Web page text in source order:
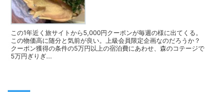
この1年近く旅サイトから5,000円クーポンが毎週の様に出てくる。
この物価高に随分と気前が良い。上級会員限定企画なのだろうか？
クーポン獲得の条件の5万円以上の宿泊費にあわせ、森のコテージで
5万円ぎりぎ...